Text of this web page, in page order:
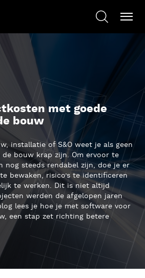
met goede
bouw
installatie of S&O weet je als geen
bouw krap zijn. Om ervoor te
nog steeds rendabel zijn, doe je er
bewaken, risico’s te identificeren
te werken. Dit is niet altijd
werden de afgelopen jaren
lees je hoe je met software voor
een stap zet richting betere